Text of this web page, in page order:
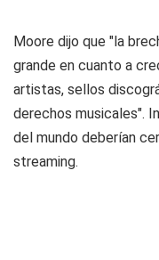
Moore dijo que "la
grande en cuanto a
artistas, sellos
derechos musicales".
del mundo deberían
streaming.